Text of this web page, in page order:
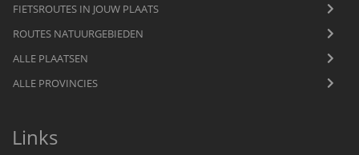
FIETSROUTES IN JOUW PLAATS
ROUTES NATUURGEBIEDEN
ALLE PLAATSEN
ALLE PROVINCIES
Links